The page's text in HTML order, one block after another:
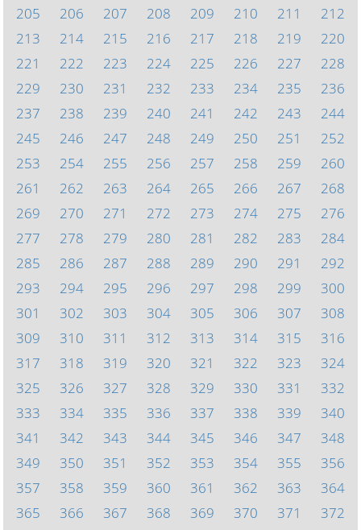
205
206 207 208 209 210 211
212
213
214 215 216 217 218 219
220
221
222 223 224 225 226 227
228
229
230 231 232 233 234 235
236
237
238 239 240 241 242 243
244
245
246 247 248 249 250 251
252
253
254 255 256 257 258 259
260
261
262 263 264 265 266 267
268
269
270 271 272 273 274 275
276
277
278 279 280 281 282 283
284
285
286 287 288 289 290 291
292
293
294 295 296 297 298 299
300
301
302 303 304 305 306 307
308
309
310 311 312 313 314 315
316
317
318 319 320 321 322 323
324
325
326 327 328 329 330 331
332
333
334 335 336 337 338 339
340
341
342 343 344 345 346 347
348
349
350 351 352 353 354 355
356
357
358 359 360 361 362 363
364
365
366 367 368 369 370 371
372